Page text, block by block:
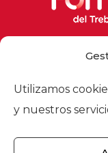
Utilizamos
y nuestros